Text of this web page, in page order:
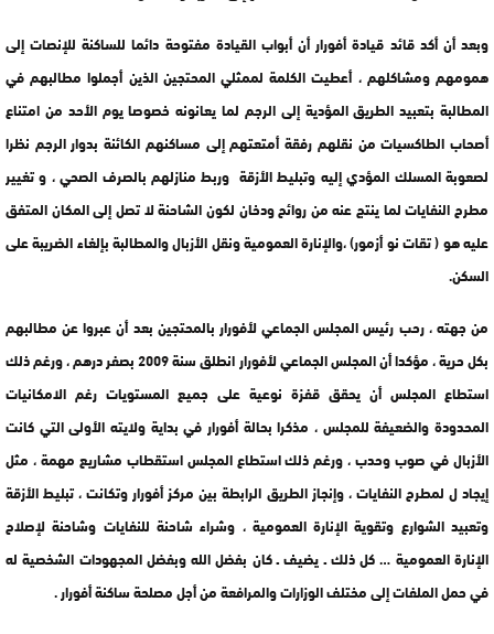
وبعد أن أكد قائد قيادة أفورار أن أبواب القيادة مفتوحة دائما للساكنة للإنصات إلى
همومهم ومشاكلهم ، أعطيت الكلمة لممثلي المحتجين الذين أجملوا مطالبهم في
المطالبة بتعبيد الطريق المؤدية إلى الرجم لما يعانونه خصوصا يوم الأحد من امتناع
أصحاب الطاكسيات من نقلهم رفقة أمتعتهم إلى مساكنهم الكائنة بدوار الرجم نظرا
لصعوبة المسلك المؤدي إليه وتبليط الأزقة وربط منازلهم بالصرف الصحي ، و تغيير
مطرح النفايات لما ينتج عنه من روائح ودخان لكون الشاحنة لا تصل إلى المكان المتفق
عليه هو ( تقات نو أزمور) ،والإنارة العمومية ونقل الأزبال والمطالبة بإلغاء الضريبة على
السكن.
من جهته ، رحب رئيس المجلس الجماعي لأفورار بالمحتجين بعد أن عبروا عن مطالبهم
بكل حرية ، مؤكدا أن المجلس الجماعي لأفورار انطلق سنة 2009 بصفر درهم ، ورغم ذلك
استطاع المجلس أن يحقق قفزة نوعية على جميع المستويات رغم الامكانيات
المحدودة والضعيفة للمجلس ، مذكرا بحالة أفورار في بداية ولايته الأولى التي كانت
الأزبال في صوب وحدب ، ورغم ذلك استطاع المجلس استقطاب مشاريع مهمة ، مثل
إيجاد ل لمطرح النفايات ، وإنجاز الطريق الرابطة بين مركز أفورار وتكانت ، تبليط الأزقة
وتعبيد الشوارع وتقوية الإنارة العمومية ، وشراء شاحنة للنفايات وشاحنة لإصلاح
الإنارة العمومية … كل ذلك ـ يضيف ـ كان بفضل الله وبفضل المجهودات الشخصية له
في حمل الملفات إلى مختلف الوزارات والمرافعة من أجل مصلحة ساكنة أفورار .